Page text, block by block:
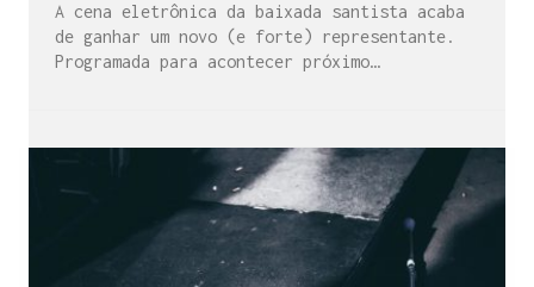
A cena eletrônica da baixada santista acaba
de ganhar um novo (e forte) representante.
Programada para acontecer próximo…